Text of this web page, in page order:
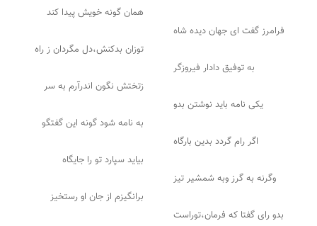
همان گونه خویش پیدا کند
فرامرز گفت ای جهان دیده شاه
توزان بدکنش،دل مگردان ز راه
به توفیق دادار فیروزگر
زتختش نگون اندرآرم به سر
یکی نامه باید نوشتن بدو
به نامه شود گونه این گفتگو
اگر رام گردد بدین بارگاه
بیاید سپارد تو را جایگاه
وگرنه به گرز وبه شمشیر تیز
برانگیزم از جان او رستخیز
بدو رای گفتا که فرمان،توراست